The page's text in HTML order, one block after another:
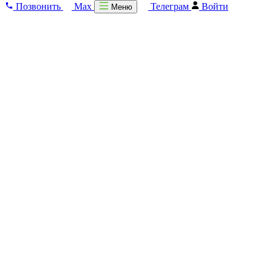
Позвонить
Max Меню Телеграм Войти